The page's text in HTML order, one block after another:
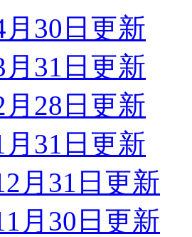
月30日更新
月31日更新
月28日更新
月31日更新
月31日更新
月30日更新